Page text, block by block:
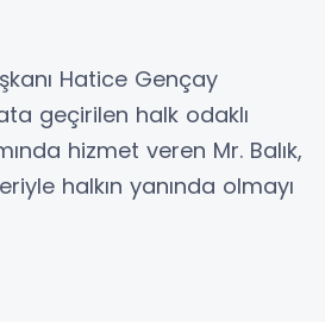
Hatice Gençay
geçirilen halk odaklı
hizmet veren Mr. Balık,
halkın yanında olmayı